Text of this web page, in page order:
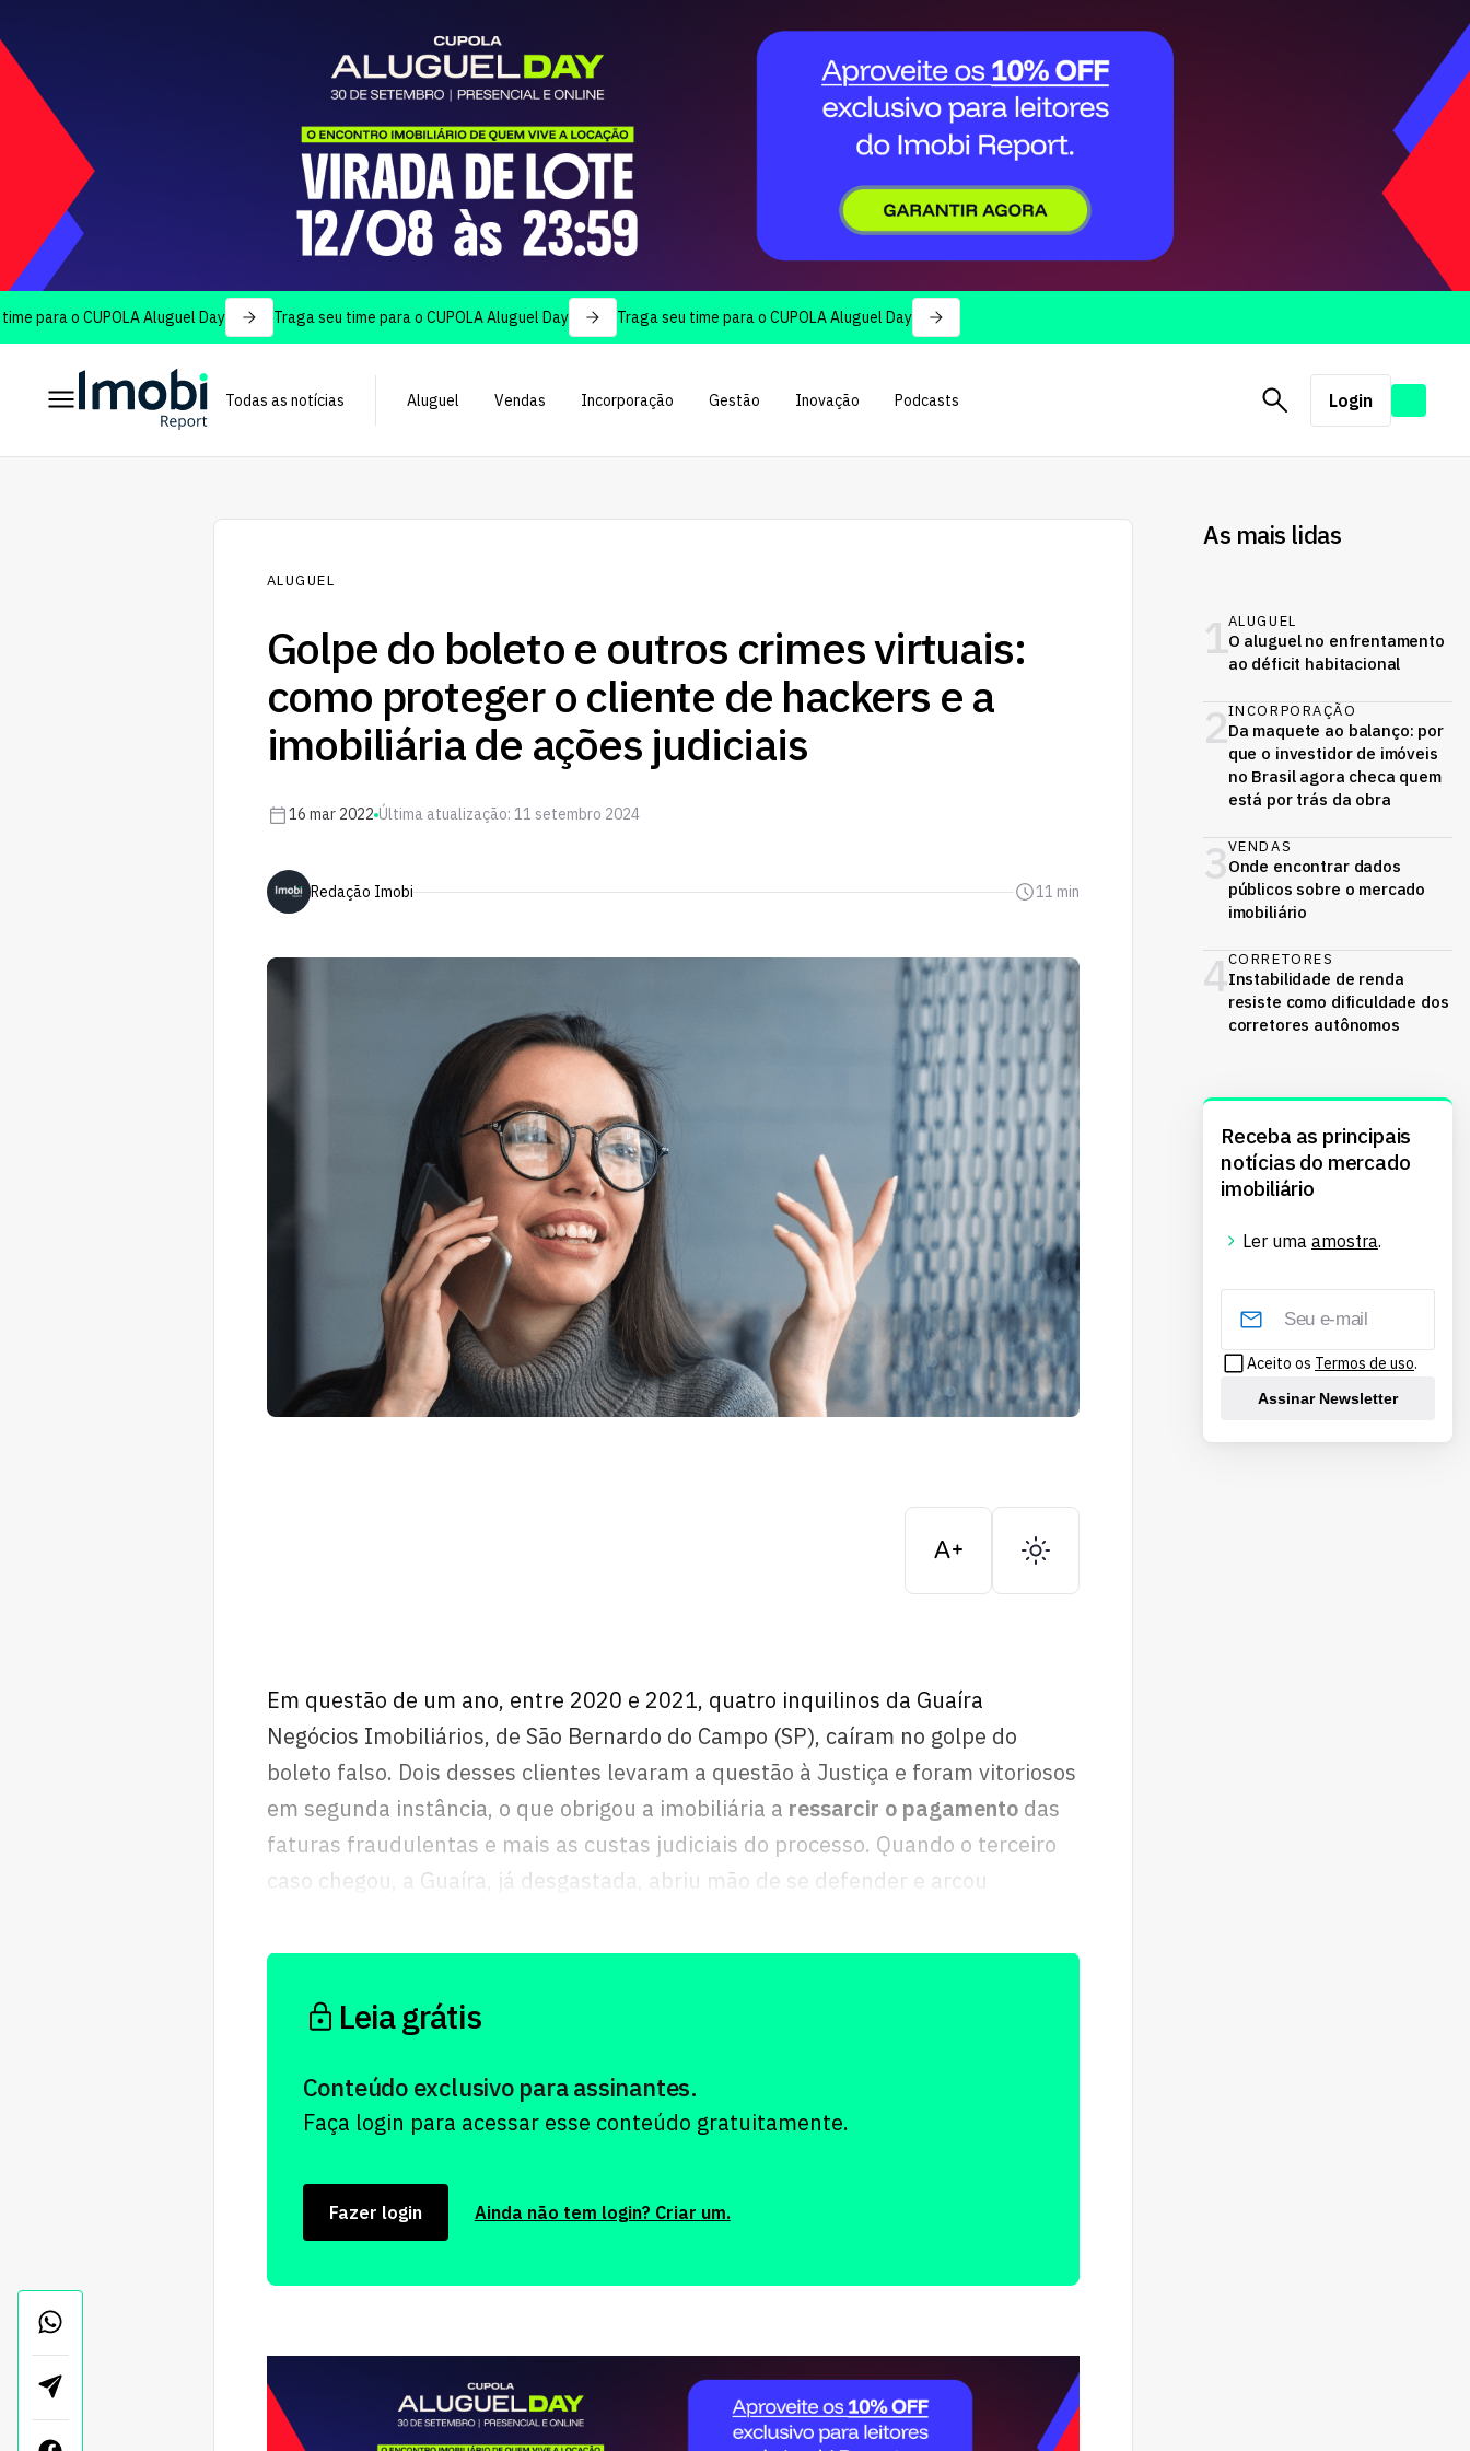
Aluguel Day Traga seu time para o CUPOLA Aluguel Day Traga seu time para o CUPOLA Aluguel Day
Todas as notícias Aluguel Vendas Incorporação Gestão Inovação Podcasts Login
ALUGUEL
Golpe do boleto e outros crimes virtuais:
como proteger o cliente de hackers e a
imobiliária de ações judiciais
16 mar 2022 Última atualização: 11 setembro 2024
Redação Imobi 11 min
Em questão de um ano, entre 2020 e 2021, quatro inquilinos da Guaíra
Negócios Imobiliários, de São Bernardo do Campo (SP), caíram no golpe do
boleto falso. Dois desses clientes levaram a questão à Justiça e foram vitoriosos
em segunda instância, o que obrigou a imobiliária a ressarcir o pagamentodas
faturas fraudulentas e mais as custas judiciais do processo. Quando o terceiro
caso chegou, a Guaíra, já desgastada, abriu mão de se defender e arcou
Leia grátis
Conteúdo exclusivo para assinantes.
Faça login para acessar esse conteúdo gratuitamente.
Fazer login Ainda não tem login? Criar um.
As mais lidas
1ALUGUEL
O aluguel no enfrentamento
ao déficit habitacional
2INCORPORAÇÃO
Da maquete ao balanço: por
que o investidor de imóveis
no Brasil agora checa quem
está por trás da obra
3VENDAS
Onde encontrar dados
públicos sobre o mercado
imobiliário
4CORRETORES
Instabilidade de renda
resiste como dificuldade dos
corretores autônomos
Receba as principais
notícias do mercado
imobiliário
Ler uma amostra.
Aceito os Termos de uso.
Assinar Newsletter